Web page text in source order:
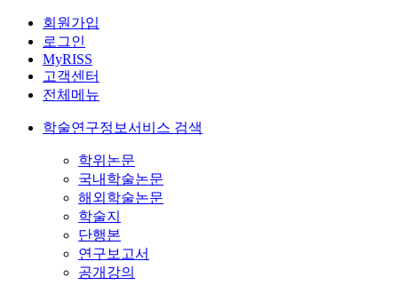
회원가입
로그인
MyRISS
고객센터
전체메뉴
학술연구정보서비스 검색
학위논문
국내학술논문
해외학술논문
학술지
단행본
연구보고서
공개강의